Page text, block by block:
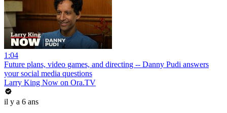
1:04
Future plans, video games, and directing -- Danny Pudi answers
your social media questions
Larry King Now on Ora.TV
il y a 6 ans